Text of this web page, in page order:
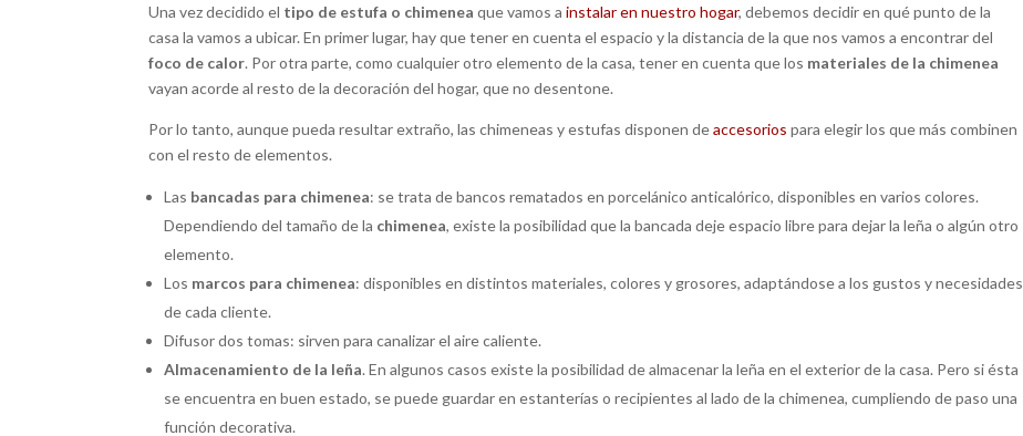
Una vez decidido el tipo de estufa o chimenea que vamos ainstalar en nuestro hogar, debemos decidir en qué punto de la
casa la vamos a ubicar. En primer lugar, hay que tener en cuenta el espacio y la distancia de la que nos vamos a encontrar del
foco de calor. Por otra parte, como cualquier otro elemento de la casa, tener en cuenta que los materiales de la chimenea
vayan acorde al resto de la decoración del hogar, que no desentone.
Por lo tanto, aunque pueda resultar extraño, las chimeneas y estufas disponen deaccesorios para elegir los que más combinen
con el resto de elementos.
Las bancadas para chimenea: se trata de bancos rematados en porcelánico anticalórico, disponibles en varios colores.
Dependiendo del tamaño de la chimenea, existe la posibilidad que la bancada deje espacio libre para dejar la leña o algún otro
elemento.
Los marcos para chimenea: disponibles en distintos materiales, colores y grosores, adaptándose a los gustos y necesidades
de cada cliente.
Difusor dos tomas: sirven para canalizar el aire caliente.
Almacenamiento de la leña. En algunos casos existe la posibilidad de almacenar la leña en el exterior de la casa. Pero si ésta
se encuentra en buen estado, se puede guardar en estanterías o recipientes al lado de la chimenea, cumpliendo de paso una
función decorativa.